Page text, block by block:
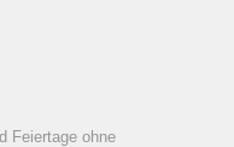
Feiertage ohne